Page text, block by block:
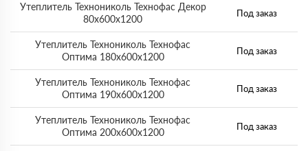
Утеплитель Технониколь Технофас Декор
80х600х1200
Под заказ
Утеплитель Технониколь Технофас
Оптима 180х600х1200
Под заказ
Утеплитель Технониколь Технофас
Оптима 190х600х1200
Под заказ
Утеплитель Технониколь Технофас
Оптима 200х600х1200
Под заказ